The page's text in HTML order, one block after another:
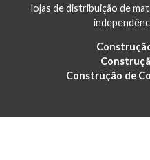
lojas de distribuição de
Construção de